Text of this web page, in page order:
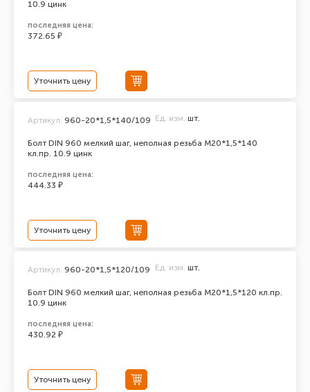
10.9 цинк
последняя цена:
372.65 ₽
Уточнить цену
Болт DIN 960 мелкий шаг, неполная резьба M20*1,5*140
кл.пр. 10.9 цинк
Артикул: 960-20*1,5*140/109 Ед. изм. шт.
последняя цена:
444.33 ₽
Уточнить цену
Болт DIN 960 мелкий шаг, неполная резьба M20*1,5*120 кл.пр.
10.9 цинк
Артикул: 960-20*1,5*120/109 Ед. изм. шт.
последняя цена:
430.92 ₽
Уточнить цену